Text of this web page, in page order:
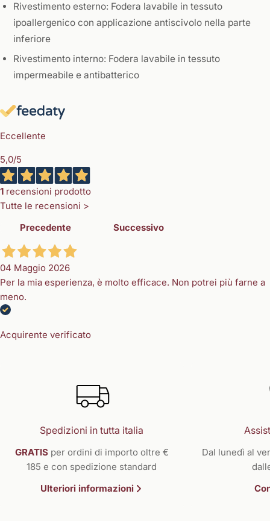
Rivestimento esterno: Fodera lavabile in tessuto
ipoallergenico con applicazione antiscivolo nella parte
inferiore
Rivestimento interno: Fodera lavabile in tessuto
impermeabile e antibatterico
Eccellente
5,0/5
1 recensioni prodotto
Tutte le recensioni >
Precedente
Successivo
04 Maggio 2026
Per la mia esperienza, è molto efficace. Non potrei più farne a
meno.
Acquirente verificato
Spedizioni in tutta italia
GRATIS per ordini di importo oltre €
185 e con spedizione standard
Ulteriori informazioni
Dal lunedì al